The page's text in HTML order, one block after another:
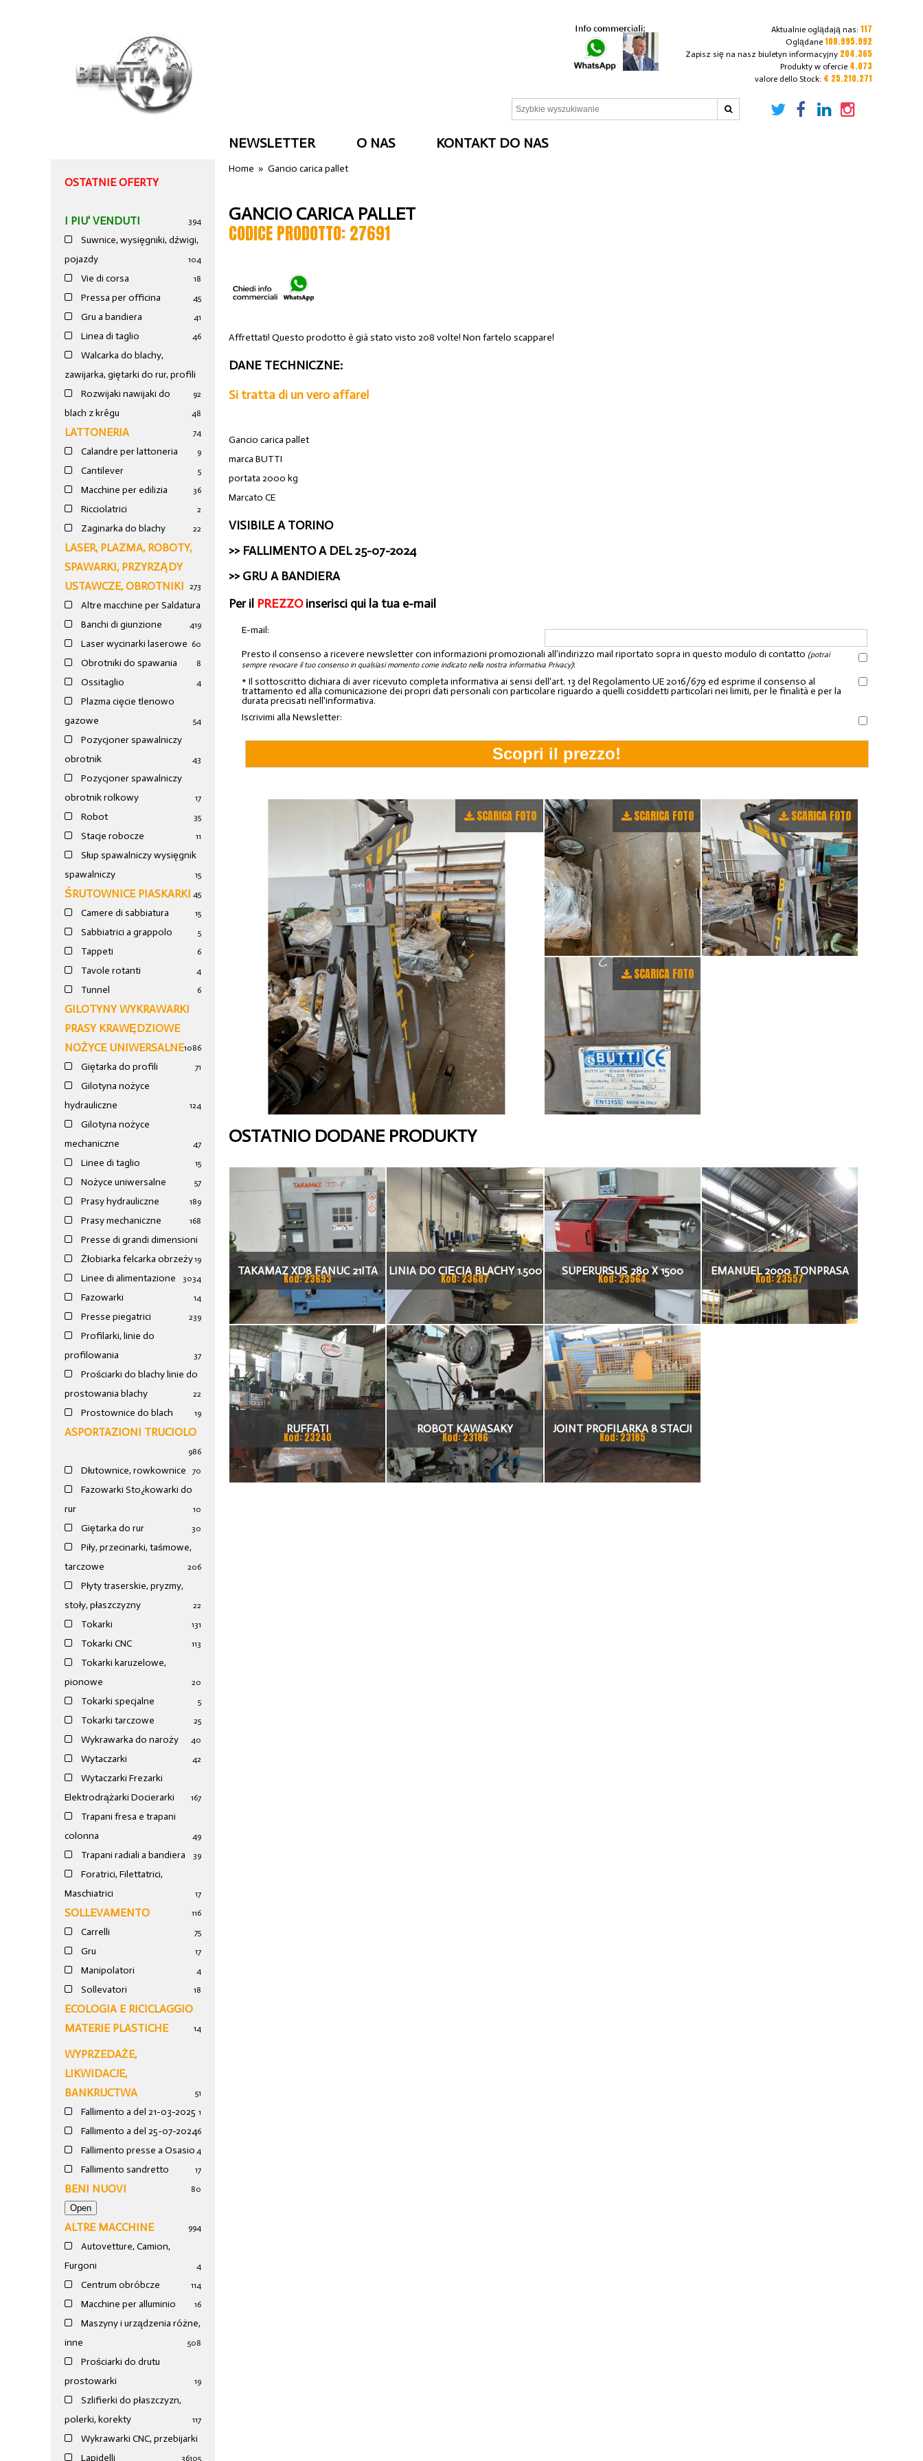
Aktualnie oglądają nas: 117
Oglądane 108.995.992
Zapisz się na nasz biuletyn informacyjny 204.365
Produkty w ofercie 4.073
valore dello Stock: € 25.210.271
NEWSLETTER O NAS KONTAKT DO NAS
OSTATNIE OFERTY
I PIU' VENDUTI 394
Suwnice, wysięgniki, dźwigi,
pojazdy
104
Vie di corsa 18
Pressa per officina 45
Gru a bandiera 41
Linea di taglio 46
Walcarka do blachy,
zawijarka, giętarki do rur, profili
92
Rozwijaki nawijaki do
blach z krêgu
48
LATTONERIA 74
Calandre per lattoneria 9
Cantilever 5
Macchine per edilizia 36
Ricciolatrici 2
Zaginarka do blachy 22
LASER, PLAZMA, ROBOTY,
SPAWARKI, PRZYRZĄDY
USTAWCZE, OBROTNIKI
273
Altre macchine per Saldatura
19
Banchi di giunzione 4
Laser wycinarki laserowe 60
Obrotniki do spawania 8
Ossitaglio 4
Plazma cięcie tlenowo
gazowe
54
Pozycjoner spawalniczy
obrotnik
43
Pozycjoner spawalniczy
obrotnik rolkowy
17
Robot 35
Stacje robocze 11
Słup spawalniczy wysięgnik
spawalniczy
15
ŚRUTOWNICE PIASKARKI 45
Camere di sabbiatura 15
Sabbiatrici a grappolo 5
Tappeti 6
Tavole rotanti 4
Tunnel 6
GILOTYNY WYKRAWARKI
PRASY KRAWĘDZIOWE
NOŻYCE UNIWERSALNE1086
Giętarka do profili 71
Gilotyna nożyce
hydrauliczne
124
Gilotyna nożyce
mechaniczne
47
Linee di taglio 15
Nożyce uniwersalne 57
Prasy hydrauliczne 189
Prasy mechaniczne 168
Presse di grandi dimensioni
19
Żłobiarka felcarka obrzeży
34
Linee di alimentazione 30
Fazowarki 14
Presse piegatrici 239
Profilarki, linie do
profilowania
37
Prościarki do blachy linie do
prostowania blachy
22
Prostownice do blach 19
ASPORTAZIONI TRUCIOLO
986
Dłutownice, rowkownice 70
Fazowarki Sto¿kowarki do
rur
10
Giętarka do rur 30
Piły, przecinarki, taśmowe,
tarczowe
206
Płyty traserskie, pryzmy,
stoły, płaszczyzny
22
Tokarki 131
Tokarki CNC 113
Tokarki karuzelowe,
pionowe
20
Tokarki specjalne 5
Tokarki tarczowe 25
Wykrawarka do naroży 40
Wytaczarki 42
Wytaczarki Frezarki
Elektrodrążarki Docierarki
167
Trapani fresa e trapani
colonna
49
Trapani radiali a bandiera 39
Foratrici, Filettatrici,
Maschiatrici
17
SOLLEVAMENTO 116
Carrelli 75
Gru 17
Manipolatori 4
Sollevatori 18
ECOLOGIA E RICICLAGGIO
MATERIE PLASTICHE
14
WYPRZEDAŻE,
LIKWIDACJE,
BANKRUCTWA
51
Fallimento a del 21-03-2025 1
Fallimento a del 25-07-20246
Fallimento presse a Osasio 4
Fallimento sandretto 17
BENI NUOVI 80
ALTRE MACCHINE 994
Autovetture, Camion,
Furgoni
4
Centrum obróbcze 114
Macchine per alluminio 16
Maszyny i urządzenia różne,
inne
508
Prościarki do drutu
prostowarki
19
Szlifierki do płaszczyzn,
polerki, korekty
117
Wykrawarki CNC, przebijarki
105
Lapidelli 36
Home »Gancio carica pallet
GANCIO CARICA PALLET
CODICE PRODOTTO: 27691
Affrettati! Questo prodotto è già stato visto 208 volte! Non fartelo scappare!
DANE TECHNICZNE:
Si tratta di un vero affare!
Gancio carica pallet
marca BUTTI
portata 2000 kg
Marcato CE
VISIBILE A TORINO
>> FALLIMENTO A DEL 25-07-2024
>>GRU A BANDIERA
Per il PREZZOinserisci qui la tua e-mail
E-mail:
Presto il consenso a ricevere newsletter con informazioni promozionali all'indirizzo mail riportato sopra in questo modulo di contatto (potrai
sempre revocare il tuo consenso in qualsiasi momento come indicato nella nostra informativa Privacy):
* Il sottoscritto dichiara di aver ricevuto completa informativa ai sensi dell'art. 13 del Regolamento UE 2016/679 ed esprime il consenso al
trattamento ed alla comunicazione dei propri dati personali con particolare riguardo a quelli cosiddetti particolari nei limiti, per le finalità e per la
durata precisati nell'informativa.
Iscrivimi alla Newsletter:
SCARICA FOTO SCARICA FOTO SCARICA FOTO
SCARICA FOTO
OSTATNIO DODANE PRODUKTY
TAKAMAZ XD8 FANUC 21ITA
TOKARKA CNC
Kod: 23693
LINIA DO CIĘCIA BLACHY 1.500
X 1,5 (2,5) MM
Kod: 23687
SUPERURSUS 280 X 1500
TOKARKA
Kod: 23564
EMANUEL 2000 TONPRASA
HYDRAULICZNA 3200 X 2000
Kod: 23557
RUFFATI
Kod: 23240
ROBOT KAWASAKY
Kod: 23186
JOINT PROFILARKA 8 STACJI
Kod: 23185